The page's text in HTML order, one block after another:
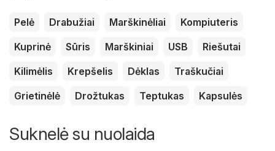
Pelė Drabužiai Marškinėliai
Kompiuteris
Kuprinė
Sūris Marškiniai USB
Riešutai
Kilimėlis
Krepšelis Dėklas
Traškučiai
Grietinėlė
Drožtukas Teptukas Kapsulės
Suknelė su nuolaida